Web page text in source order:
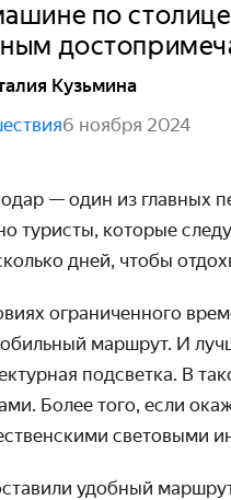
по
Кузьмина
6 ноября 2024
— один из главных
туристы, которые
дней, чтобы
ограниченного
маршрут. И
подсветка. В
Более того, если
световыми
удобный